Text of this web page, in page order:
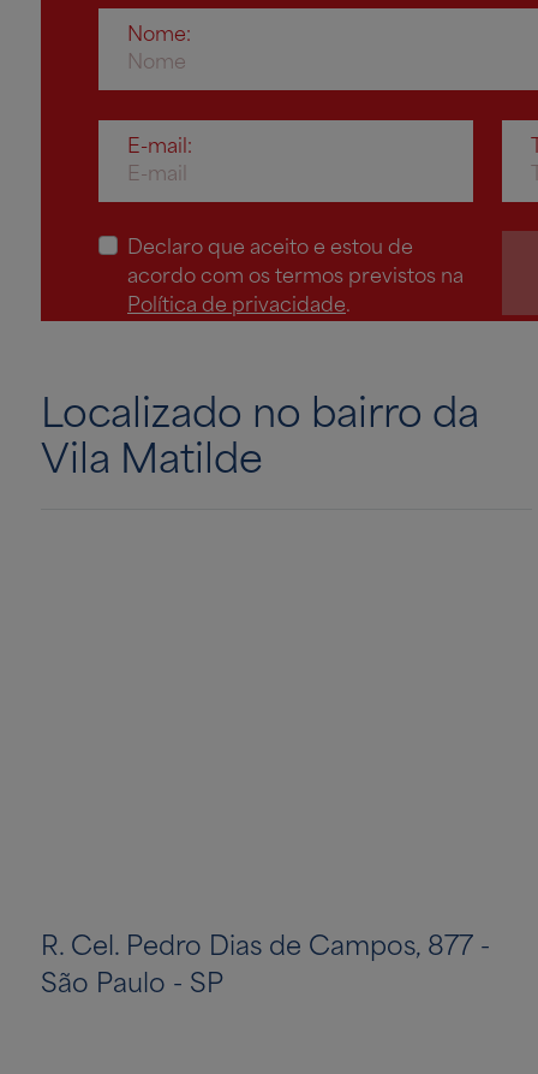
Nome:
E-mail:
Declaro que aceito e estou de
acordo com os termos previstos na
Política de privacidade.
Localizado no bairro da
Vila Matilde
R. Cel. Pedro Dias de Campos, 877 -
São Paulo - SP